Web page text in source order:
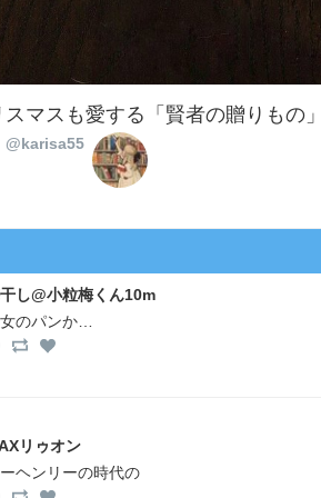
マスも愛する「賢者の贈りもの
@karisa55
し@小粒梅くん10m
のパンか…
リゥオン
ヘンリーの時代の